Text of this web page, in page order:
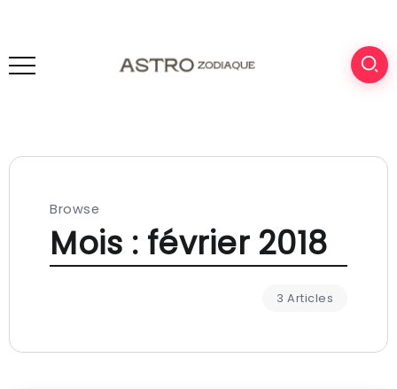
Browse
Mois : février 2018
3 Articles